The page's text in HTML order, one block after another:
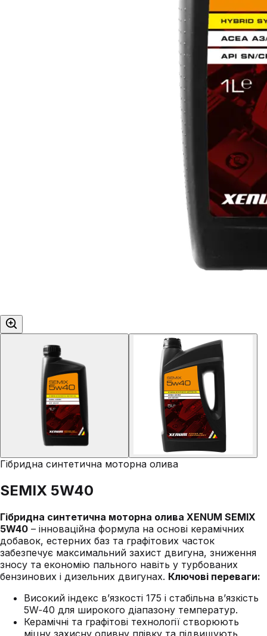
Гібридна синтетична моторна олива
SEMIX 5W40
Гібридна синтетична моторна олива XENUM SEMIX
5W40 – інноваційна формула на основі керамічних
добавок, естерних баз та графітових часток
забезпечує максимальний захист двигуна, зниження
зносу та економію пального навіть у турбованих
бензинових і дизельних двигунах. Ключові переваги:
Високий індекс в’язкості 175 і стабільна в’язкість
5W‑40 для широкого діапазону температур.
Керамічні та графітові технології створюють